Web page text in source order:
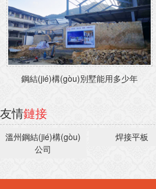
鋼結(jié)構(gòu)別墅能用多少年
友情鏈接
溫州鋼結(jié)構(gòu)
公司
焊接平板